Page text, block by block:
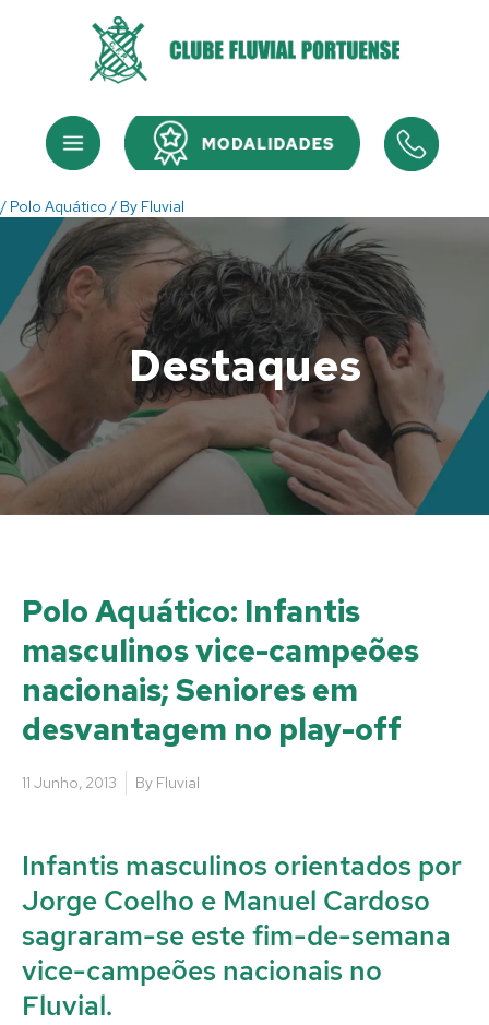
Menu Menu
/ Polo Aquático / By Fluvial
Destaques
Polo Aquático: Infantis
masculinos vice-campeões
nacionais; Seniores em
desvantagem no play-off
11 Junho, 2013 By Fluvial
Infantis masculinos orientados por
Jorge Coelho e Manuel Cardoso
sagraram-se este fim-de-semana
vice-campeões nacionais no
Fluvial.